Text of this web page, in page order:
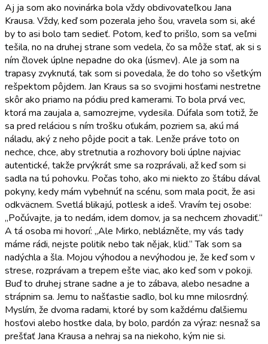
Aj ja som ako novinárka bola vždy obdivovateľkou Jana
Krausa. Vždy, keď som pozerala jeho šou, vravela som si, aké
by to asi bolo tam sedieť. Potom, keď to prišlo, som sa veľmi
tešila, no na druhej strane som vedela, čo sa môže stať, ak si s
ním človek úplne nepadne do oka (úsmev). Ale ja som na
trapasy zvyknutá, tak som si povedala, že do toho so všetkým
rešpektom pôjdem. Jan Kraus sa so svojimi hosťami nestretne
skôr ako priamo na pódiu pred kamerami. To bola prvá vec,
ktorá ma zaujala a, samozrejme, vydesila. Dúfala som totiž, že
sa pred reláciou s ním trošku oťukám, pozriem sa, akú má
náladu, aký z neho pôjde pocit a tak. Lenže práve toto on
nechce, chce, aby stretnutia a rozhovory boli úplne najviac
autentické, takže prvýkrát sme sa rozprávali, až keď som si
sadla na tú pohovku. Počas toho, ako mi niekto zo štábu dával
pokyny, kedy mám vybehnúť na scénu, som mala pocit, že asi
odkväcnem. Svetlá blikajú, potlesk a ideš. Vravím tej osobe:
„Počúvajte, ja to nedám, idem domov, ja sa nechcem zhovadiť.“
A tá osoba mi hovorí: „Ale Mirko, neblázněte, my vás tady
máme rádi, nejste politik nebo tak nějak, klid.“ Tak som sa
nadýchla a šla. Mojou výhodou a nevýhodou je, že keď som v
strese, rozprávam a trepem ešte viac, ako keď som v pokoji.
Buď to druhej strane sadne a je to zábava, alebo nesadne a
strápnim sa. Jemu to našťastie sadlo, bol ku mne milosrdný.
Myslím, že dvoma radami, ktoré by som každému ďalšiemu
hosťovi alebo hostke dala, by bolo, pardón za výraz: nesnaž sa
prešťať Jana Krausa a nehraj sa na niekoho, kým nie si.